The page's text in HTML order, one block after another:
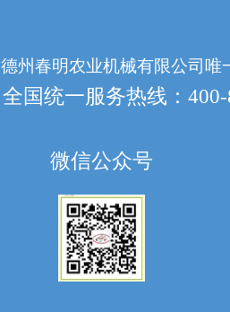
德州春明农业机械有限公司唯
全国统一服务热线：400-
微信公众号